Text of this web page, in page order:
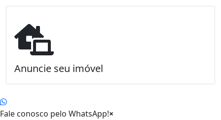
Anuncie seu imóvel
Fale conosco pelo WhatsApp!×